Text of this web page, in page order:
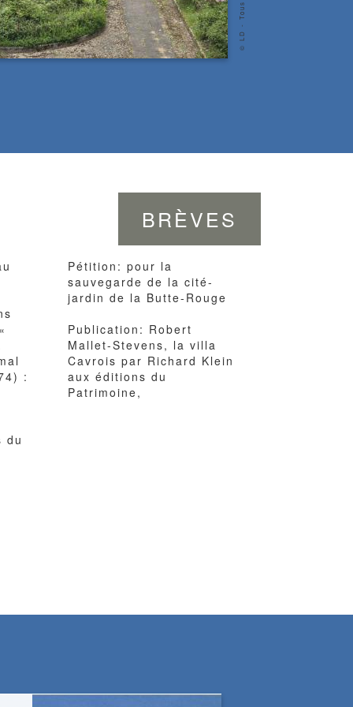
BRÈVES
:
du
Pétition: pour la
sauvegarde de la cité-
jardin de la Butte-Rouge
Publication: Robert
Mallet-Stevens, la villa
Cavrois par Richard Klein
aux éditions du
Patrimoine,